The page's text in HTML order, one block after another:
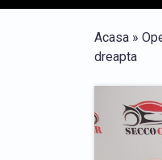
Acasa »
dreapta